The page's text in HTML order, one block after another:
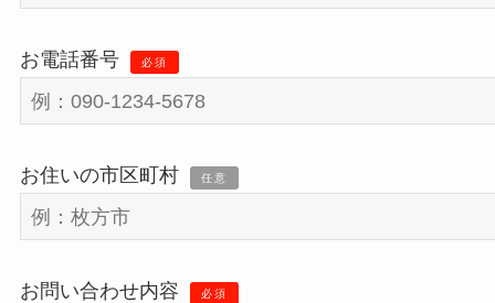
お電話番号 必須
お住いの市区町村 任意
お問い合わせ内容 必須